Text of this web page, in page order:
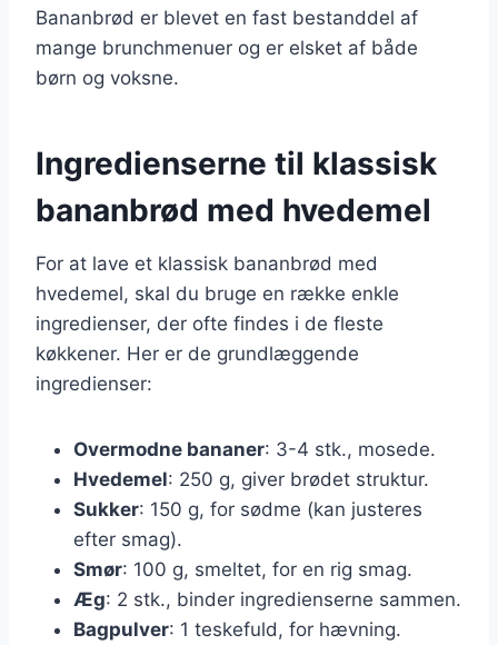
Bananbrød er blevet en fast bestanddel af
mange brunchmenuer og er elsket af både
børn og voksne.
Ingredienserne til klassisk
bananbrød med hvedemel
For at lave et klassisk bananbrød med
hvedemel, skal du bruge en række enkle
ingredienser, der ofte findes i de fleste
køkkener. Her er de grundlæggende
ingredienser:
Overmodne bananer: 3-4 stk., mosede.
Hvedemel: 250 g, giver brødet struktur.
Sukker: 150 g, for sødme (kan justeres
efter smag).
Smør: 100 g, smeltet, for en rig smag.
Æg: 2 stk., binder ingredienserne sammen.
Bagpulver: 1 teskefuld, for hævning.